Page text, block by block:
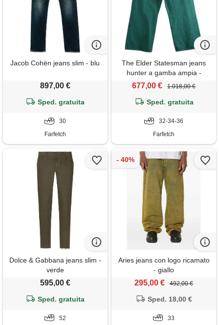
Jacob Cohën jeans slim - blu
897,00 €
Sped. gratuita
30
Farfetch
The Elder Statesman jeans
hunter a gamba ampia -
verde
677,00 € 1.018,00 €
Sped. gratuita
32-34-36
Farfetch
Dolce & Gabbana jeans slim -
verde
595,00 €
Sped. gratuita
52
Aries jeans con logo ricamato
- giallo
295,00 € 492,00 €
Sped. 18,00 €
33